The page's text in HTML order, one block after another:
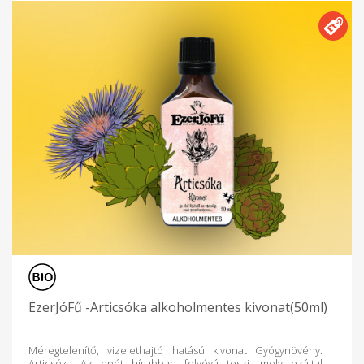
EzerJóFű -Articsóka alkoholmentes kivonat(50ml)
Méregtelenítő, vizelethajtó hatású kivonat Gyógynövény: